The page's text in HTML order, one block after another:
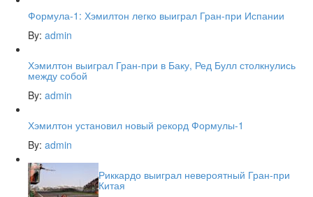
Формула-1: Хэмилтон легко выиграл Гран-при Испании
By: admin
Хэмилтон выиграл Гран-при в Баку, Ред Булл столкнулись
между собой
By: admin
Хэмилтон установил новый рекорд Формулы-1
By: admin
Риккардо выиграл невероятный Гран-при
Китая